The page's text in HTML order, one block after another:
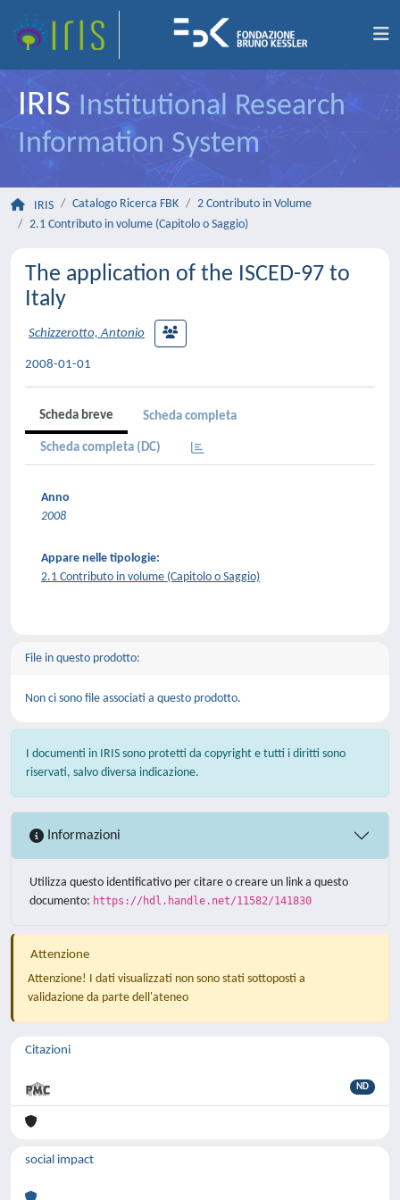
IRIS Institutional Research
Information System
IRIS Catalogo Ricerca FBK
2 Contributo in Volume
2.1 Contributo in volume (Capitolo o Saggio)
The application of the ISCED-97 to
Italy
Schizzerotto, Antonio
2008-01-01
Scheda breve Scheda completa
Scheda completa (DC)
Anno
2008
Appare nelle tipologie:
2.1 Contributo in volume (Capitolo o Saggio)
File in questo prodotto:
Non ci sono file associati a questo prodotto.
I documenti in IRIS sono protetti da copyright e tutti i diritti sono
riservati, salvo diversa indicazione.
Informazioni
Utilizza questo identificativo per citare o creare un link a questo
documento: https://hdl.handle.net/11582/141830
Attenzione
Attenzione! I dati visualizzati non sono stati sottoposti a
validazione da parte dell'ateneo
Citazioni
ND
social impact